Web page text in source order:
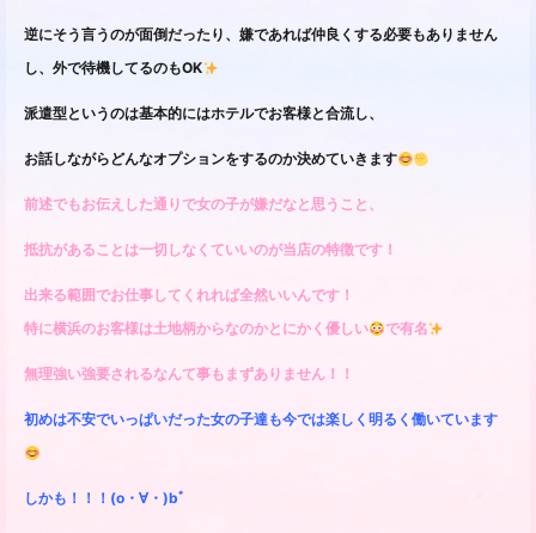
逆にそう言うのが面倒だったり、嫌であれば仲良くする必要もありません
し、外で待機してるのもOK
派遣型というのは基本的にはホテルでお客様と合流し、
お話しながらどんなオプションをするのか決めていきます
前述でもお伝えした通りで女の子が嫌だなと思うこと、
抵抗があることは一切しなくていいのが当店の特徴です！
出来る範囲でお仕事してくれれば全然いいんです！
特に横浜のお客様は土地柄からなのかとにかく優しい
で有名
無理強い強要されるなんて事もまずありません！！
初めは不安でいっぱいだった女の子達も今では楽しく明るく働いています
しかも！！！(o・∀・)bﾞ